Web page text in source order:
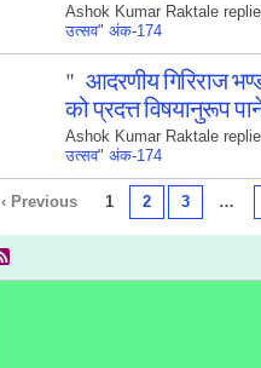
Ashok Kumar Raktale
उत्सव" अंक-174
" आदरणीय गिरिराज
को प्रदत्त विषयानुरूप
Ashok Kumar Raktale
उत्सव" अंक-174
‹ Previous 1 2 3 …